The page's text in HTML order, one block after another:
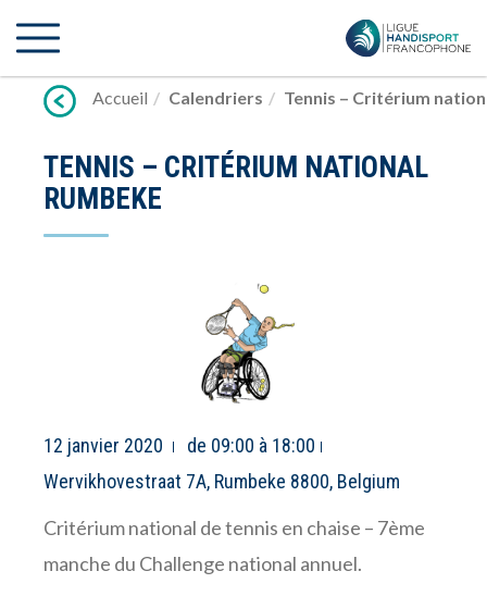
vers
Accueil
Calendriers Tennis – Critérium
TENNIS – CRITÉRIUM NATIONAL
RUMBEKE
12 janvier 2020
de 09:00 à 18:00
Wervikhovestraat 7A, Rumbeke 8800, Belgium
Critérium national de tennis en chaise – 7ème
manche du Challenge national annuel.